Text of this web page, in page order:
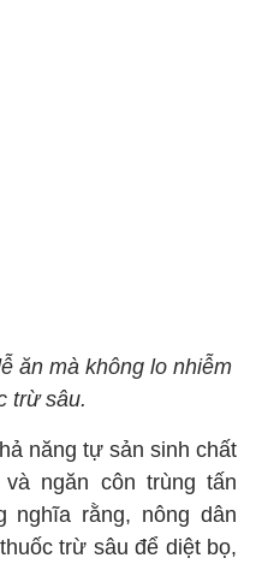
ăn mà không lo nhiễm
trừ sâu.
năng tự sản sinh chất
ngăn côn trùng tấn
nghĩa rằng, nông dân
trừ sâu để diệt bọ,